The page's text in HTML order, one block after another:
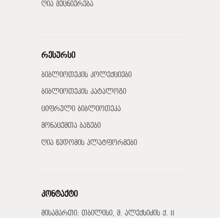
ღია მეცნიერება
რესურსი
ბიბლიოთეკის კოლექციები
ბიბლიოთეკის კატალოგი
ციფრული ბიბლიოთეკა
მონაცემთა ბაზები
ღია წვდომის პლატფორმები
კონტაქტი
მისამართი: თბილისი, მ. ალექსიძის ქ. II